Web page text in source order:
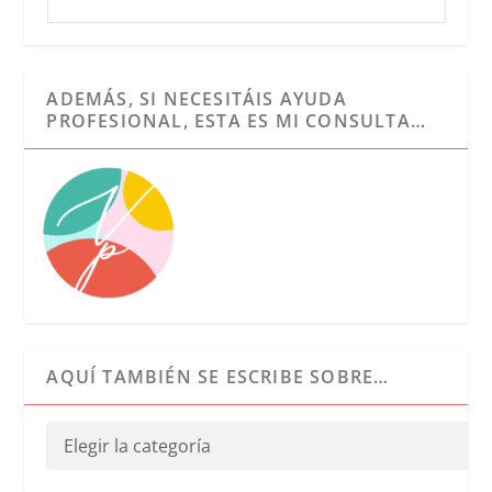
ADEMÁS, SI NECESITÁIS AYUDA
PROFESIONAL, ESTA ES MI CONSULTA…
AQUÍ TAMBIÉN SE ESCRIBE SOBRE…